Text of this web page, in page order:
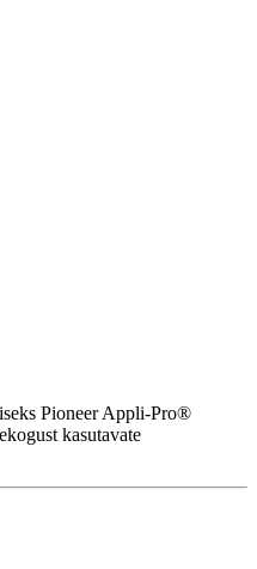
Pioneer Appli-Pro®
kasutavate